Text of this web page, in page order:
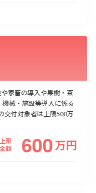
家畜の導入や果樹・茶
械・施設等導入に係る
交付対象者は上限500万
上限
金額
600万円